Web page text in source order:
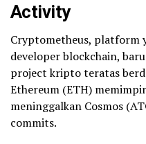
Activity
Cryptometheus, platform
developer blockchain,
project kripto teratas
Ethereum (ETH)
meninggalkan Cosmos
commits.